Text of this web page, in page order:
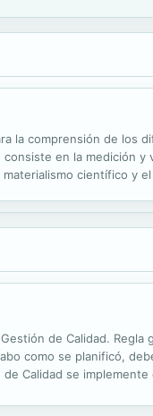
la comprensión de los
en la medición y
científico y
de Calidad. Regla
como se planificó,
Calidad se implemente